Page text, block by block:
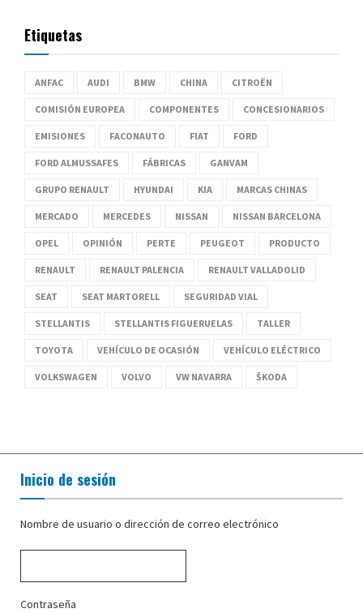
Etiquetas
ANFAC AUDI BMW CHINA CITROËN
COMISIÓN EUROPEA COMPONENTES CONCESIONARIOS
EMISIONES FACONAUTO FIAT FORD
FORD ALMUSSAFES FÁBRICAS GANVAM
GRUPO RENAULT HYUNDAI KIA MARCAS CHINAS
MERCADO MERCEDES NISSAN NISSAN BARCELONA
OPEL OPINIÓN PERTE PEUGEOT PRODUCTO
RENAULT RENAULT PALENCIA RENAULT VALLADOLID
SEAT SEAT MARTORELL SEGURIDAD VIAL
STELLANTIS STELLANTIS FIGUERUELAS TALLER
TOYOTA VEHÍCULO DE OCASIÓN VEHÍCULO ELÉCTRICO
VOLKSWAGEN VOLVO VW NAVARRA ŠKODA
Inicio de sesión
Nombre de usuario o dirección de correo electrónico
Contraseña